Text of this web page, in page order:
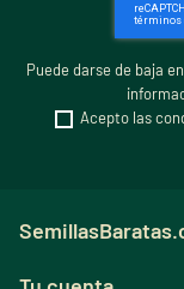
Puede darse de baja
Acepto las